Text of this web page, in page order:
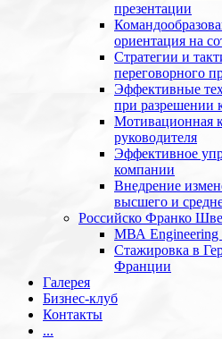
презентации
ориентация на
Стратегии и
переговорного
Эффективные
при разрешении
Мотивационная
руководителя
Эффективное
компании
Внедрение
высшего и
Российско Франко
МВА Engineering
Стажировка в
Франции
Галерея
Бизнес-клуб
Контакты
...